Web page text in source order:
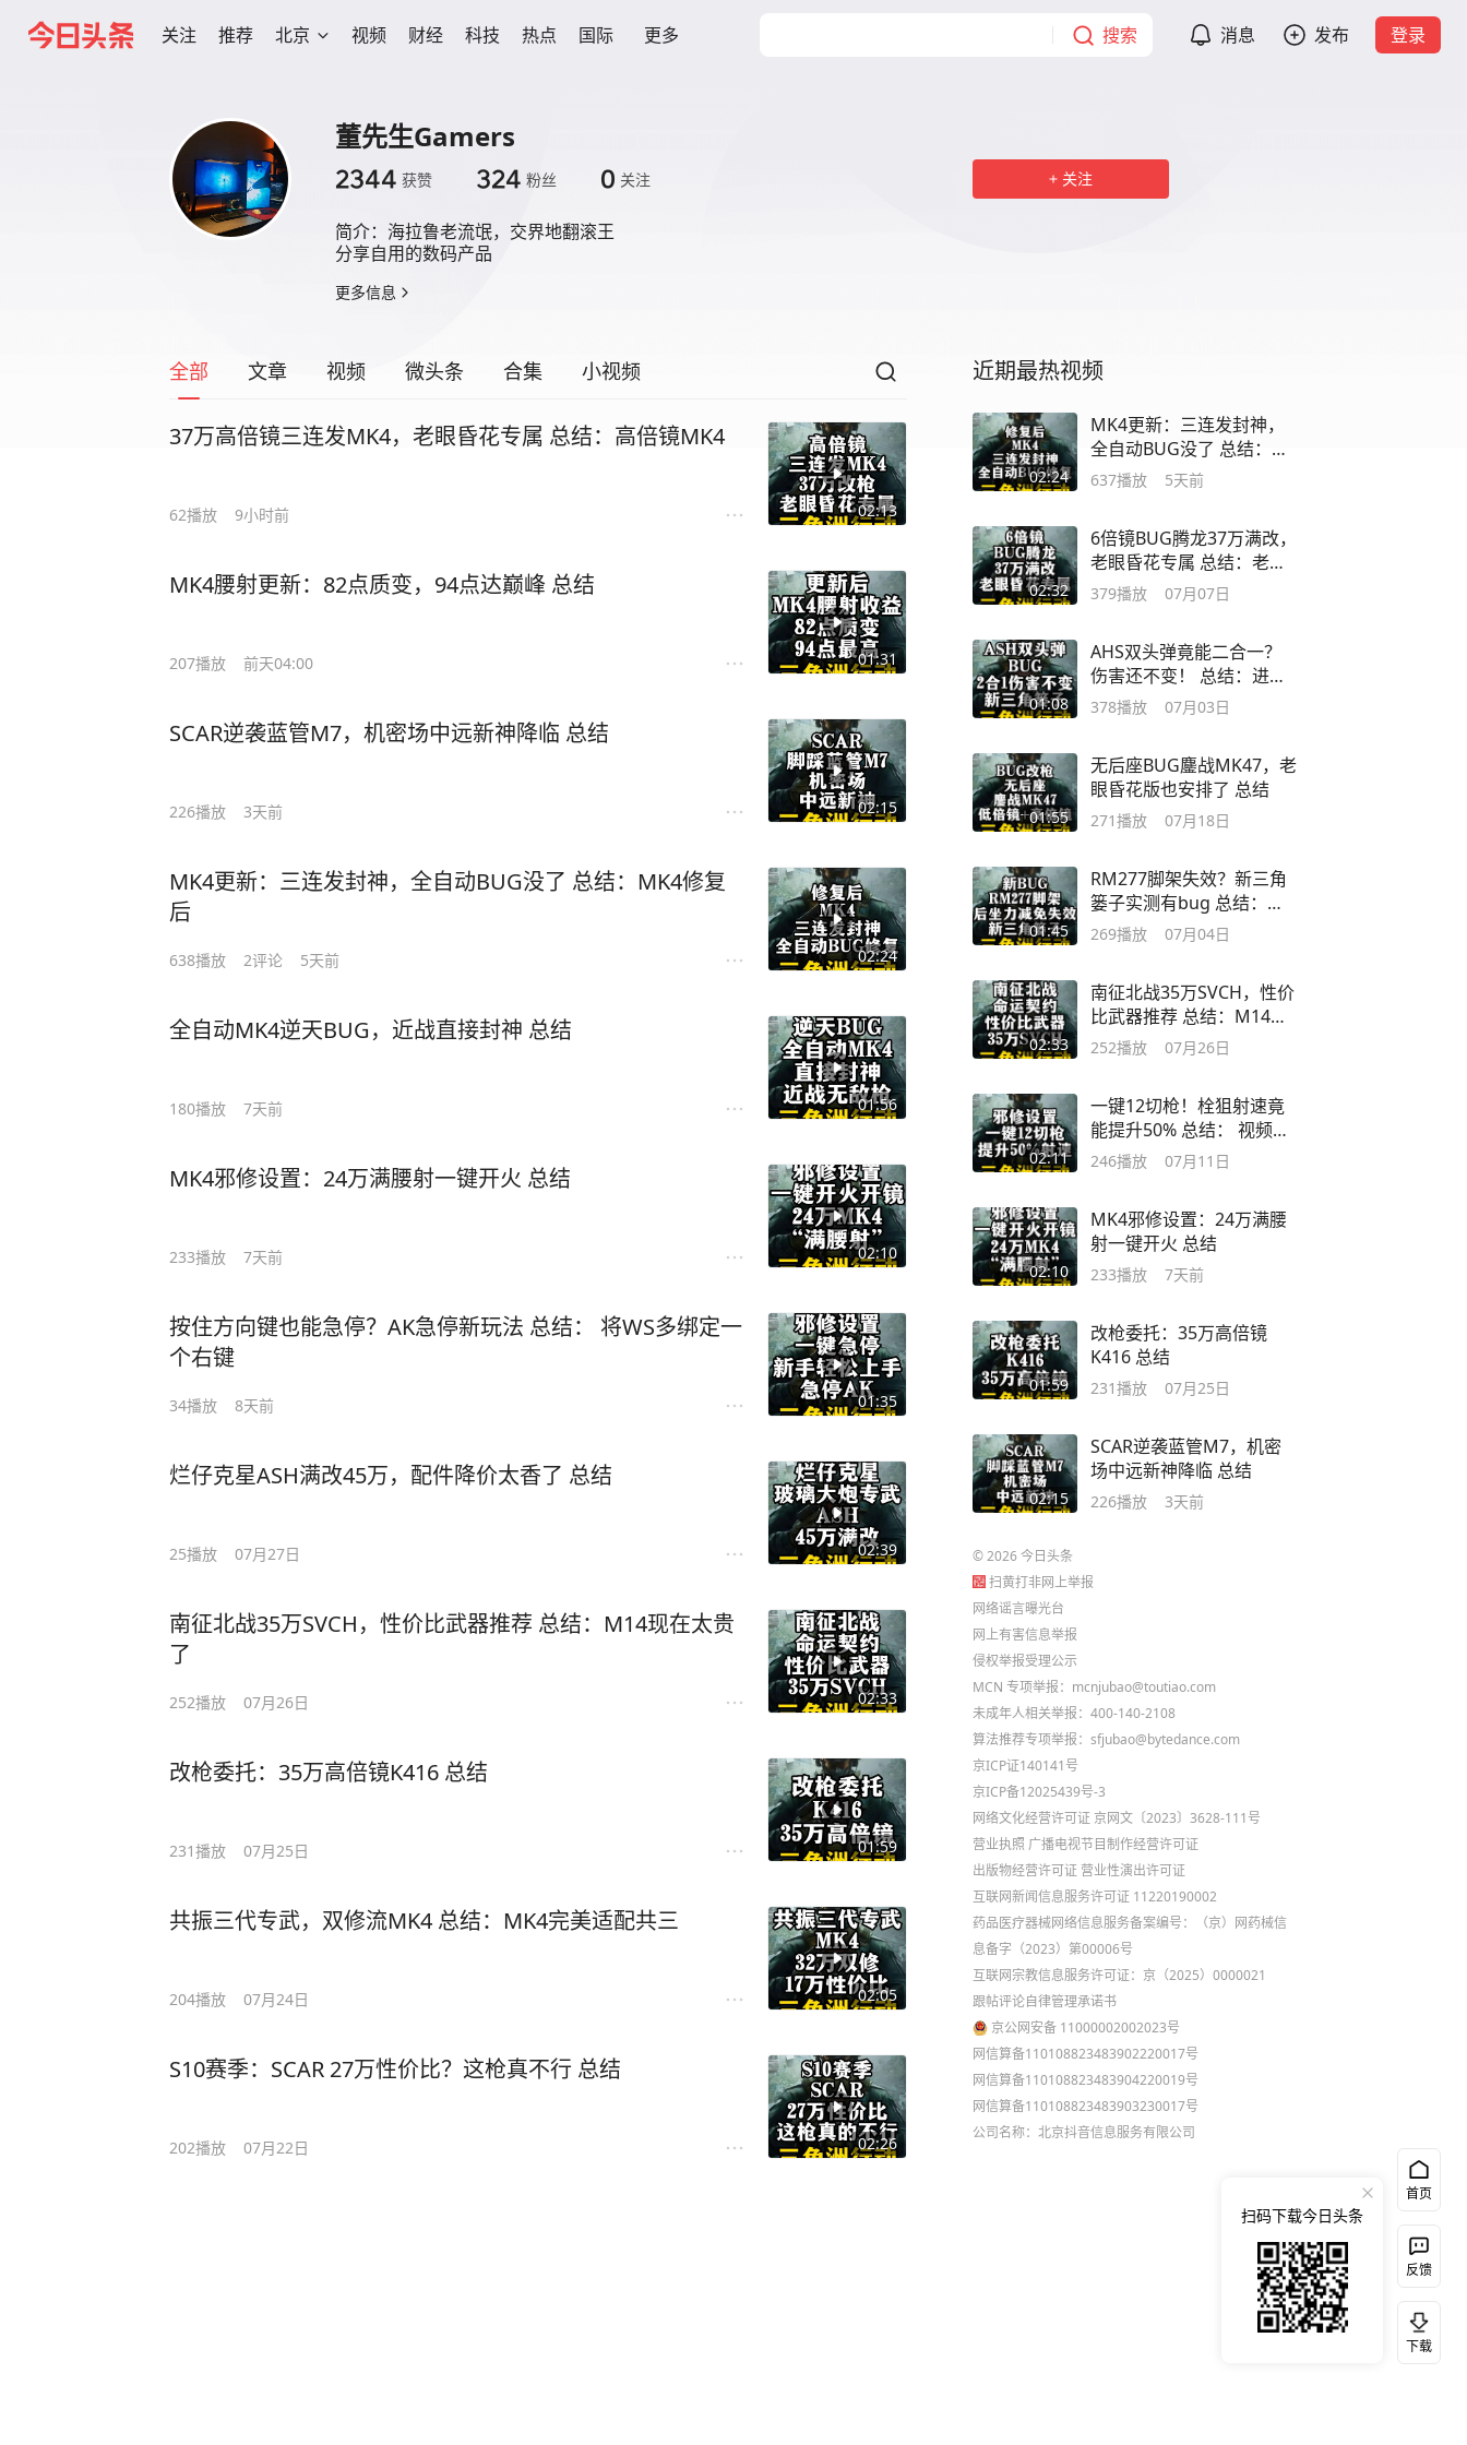
关注 推荐 北京 视频 财经 科技 热点 国际 更多 搜索 消息 发布 登录
董先生Gamers
2344 获赞 324 粉丝 0 关注
简介： 海拉鲁老流氓，交界地翻滚王
分享自用的数码产品
更多信息
关注
全部 文章 视频 微头条 合集 小视频
02:13
37万高倍镜三连发MK4，老眼昏花专属 总结：高倍镜MK4
62播放 9小时前
01:31
MK4腰射更新：82点质变，94点达巅峰 总结
207播放 前天04:00
02:15
SCAR逆袭蓝管M7，机密场中远新神降临 总结
226播放 3天前
02:24
MK4更新：三连发封神，全自动BUG没了 总结：MK4修复
后
638播放 2评论 5天前
01:56
全自动MK4逆天BUG，近战直接封神 总结
180播放 7天前
02:10
MK4邪修设置：24万满腰射一键开火 总结
233播放 7天前
01:35
按住方向键也能急停？AK急停新玩法 总结： 将WS多绑定一
个右键
34播放 8天前
02:39
烂仔克星ASH满改45万，配件降价太香了 总结
25播放 07月27日
02:33
南征北战35万SVCH，性价比武器推荐 总结：M14现在太贵
了
252播放 07月26日
01:59
改枪委托：35万高倍镜K416 总结
231播放 07月25日
02:05
共振三代专武，双修流MK4 总结：MK4完美适配共三
204播放 07月24日
02:26
S10赛季：SCAR 27万性价比？这枪真不行 总结
202播放 07月22日
近期最热视频
02:24
MK4更新：三连发封神，
全自动BUG没了 总结：
MK4修复后
637播放 5天前
02:32
6倍镜BUG腾龙37万满改，
老眼昏花专属 总结：老眼
昏花专属
379播放 07月07日
01:08
AHS双头弹竟能二合一？
伤害还不变！ 总结：进图
开关一次镭射
378播放 07月03日
01:55
无后座BUG鏖战MK47，老
眼昏花版也安排了 总结
271播放 07月18日
01:45
RM277脚架失效？新三角
篓子实测有bug 总结：别
靠掩体太近
269播放 07月04日
02:33
南征北战35万SVCH，性价
比武器推荐 总结：M14现
在太贵了
252播放 07月26日
02:11
一键12切枪！栓狙射速竟
能提升50% 总结： 视频设
置参考这位UP
246播放 07月11日
02:10
MK4邪修设置：24万满腰
射一键开火 总结
233播放 7天前
01:59
改枪委托：35万高倍镜
K416 总结
231播放 07月25日
02:15
SCAR逆袭蓝管M7，机密
场中远新神降临 总结
226播放 3天前
©2026今日头条
扫黄打非网上举报
网络谣言曝光台
网上有害信息举报
侵权举报受理公示
MCN 专项举报：mcnjubao@toutiao.com
未成年人相关举报：400-140-2108
算法推荐专项举报：sfjubao@bytedance.com
京ICP证140141号
京ICP备12025439号-3
网络文化经营许可证 京网文〔2023〕3628-111号
营业执照 广播电视节目制作经营许可证
出版物经营许可证 营业性演出许可证
互联网新闻信息服务许可证 11220190002
药品医疗器械网络信息服务备案编号：（京）网药械信
息备字（2023）第00006号
互联网宗教信息服务许可证：京（2025）0000021
跟帖评论自律管理承诺书
京公网安备 11000002002023号
网信算备110108823483902220017号
网信算备110108823483904220019号
网信算备110108823483903230017号
公司名称：北京抖音信息服务有限公司
首页
反馈
下载
扫码下载今日头条